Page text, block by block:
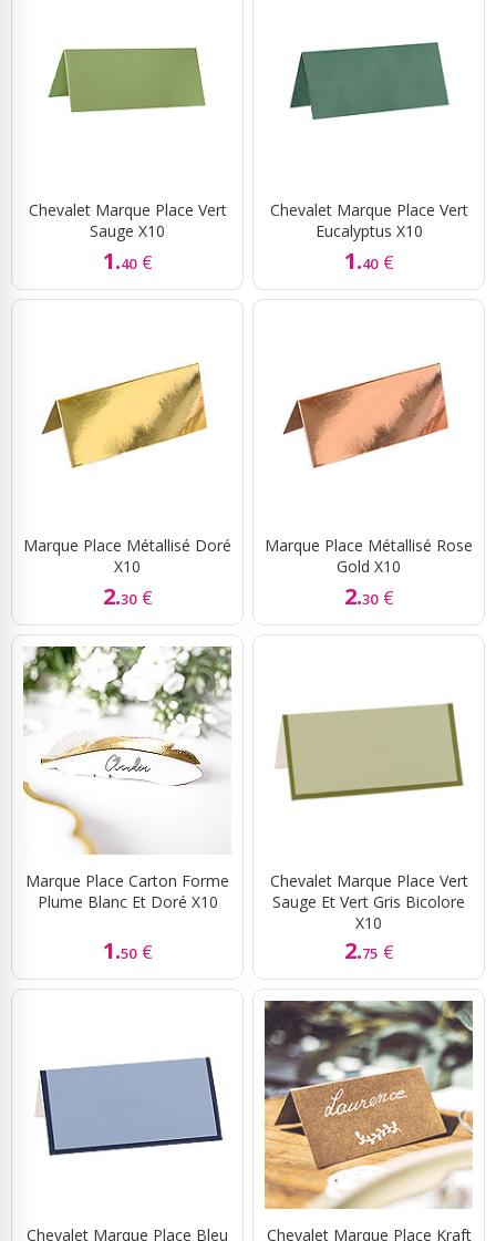
Chevalet Marque Place Vert
Sauge X10
1.40 €
Chevalet Marque Place Vert
Eucalyptus X10
1.40 €
Marque Place Métallisé Doré
X10
2.30 €
Marque Place Métallisé Rose
Gold X10
2.30 €
Marque Place Carton Forme
Plume Blanc Et Doré X10
1.50 €
Chevalet Marque Place Vert
Sauge Et Vert Gris Bicolore
X10
2.75 €
Chevalet Marque Place Bleu Chevalet Marque Place Kraft